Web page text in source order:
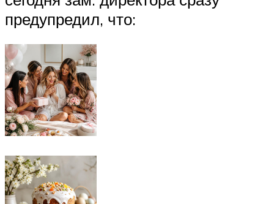
предупредил, что: